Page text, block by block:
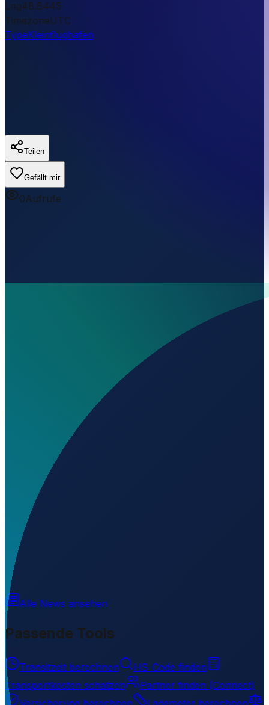
Lng48.6445
TimezoneUTC
TypeKleinflughafen
Teilen
Gefällt mir
0Aufrufe
Wo liegt Shadegan Airport?
Wird geladen...
Alle News ansehen
Passende Tools
Transitzeit berechnen
HS-Code finden
Transportkosten schätzen
Partner finden (Connect)